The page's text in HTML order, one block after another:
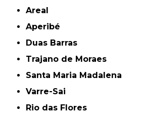
Areal
Aperibé
Duas Barras
Trajano de Moraes
Santa Maria Madalena
Varre-Sai
Rio das Flores